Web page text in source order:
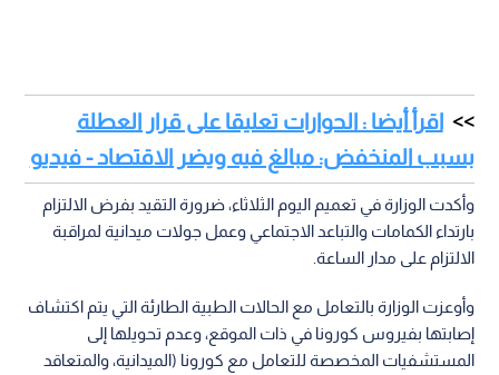
اقرأ أيضا : الحوارات تعليقا على قرار العطلة
بسبب المنخفض: مبالغ فيه ويضر الاقتصاد - فيديو
وأكدت الوزارة في تعميم اليوم الثلاثاء، ضرورة التقيد بفرض الالتزام
بارتداء الكمامات والتباعد الاجتماعي وعمل جولات ميدانية لمراقبة
الالتزام على مدار الساعة.
وأوعزت الوزارة بالتعامل مع الحالات الطبية الطارئة التي يتم اكتشاف
إصابتها بفيروس كورونا في ذات الموقع، وعدم تحويلها إلى
المستشفيات المخصصة للتعامل مع كورونا (الميدانية، والمتعاقد